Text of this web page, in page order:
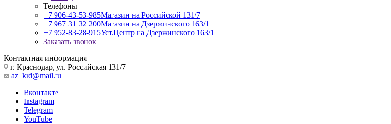
Телефоны
+7 906-43-53-985Магазин на Российской 131/7
+7 967-31-32-200Магазин на Дзержинского 163/1
+7 952-83-28-915Уст.Центр на Дзержинского 163/1
Заказать звонок
Контактная информация
г. Краснодар, ул. Российская 131/7
az_krd@mail.ru
Вконтакте
Instagram
Telegram
YouTube